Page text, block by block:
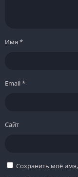
Имя *
Email*
Сайт
Сохранить моё имя,